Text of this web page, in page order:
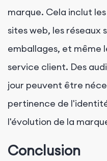
marque. Cela inclut
sites web, les réseaux
emballages, et même
service client. Des
jour peuvent être
pertinence de
l'évolution de la
Conclusion